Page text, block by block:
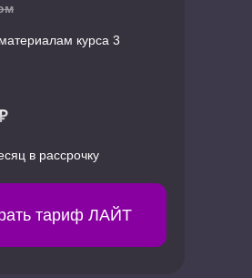
курса 3
в рассрочку
тариф ЛАЙТ